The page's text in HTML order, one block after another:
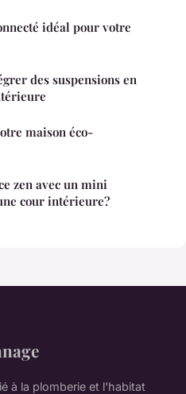
idéal pour votre
des suspensions en
maison éco-
zen avec un mini
cour intérieure?
à la plomberie et l'habitat